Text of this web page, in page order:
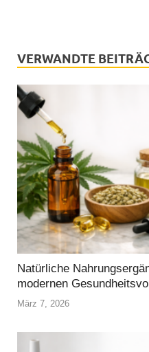
VERWANDTE
Natürliche
modernen
März 7, 2026